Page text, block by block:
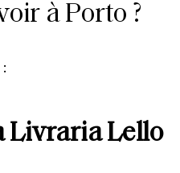
à Porto ?
Livraria Lello